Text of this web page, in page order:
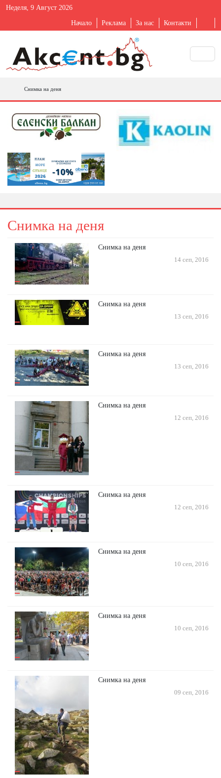
Неделя, 9 Август 2026
Начало Реклама За нас Контакти
Снимка на деня
Снимка на деня
Снимка на деня
14 сеп, 2016
Снимка на деня
13 сеп, 2016
Снимка на деня
13 сеп, 2016
Снимка на деня
12 сеп, 2016
Снимка на деня
12 сеп, 2016
Снимка на деня
10 сеп, 2016
Снимка на деня
10 сеп, 2016
Снимка на деня
09 сеп, 2016